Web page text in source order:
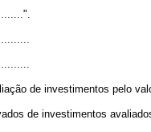
de investimentos pelo
de investimentos